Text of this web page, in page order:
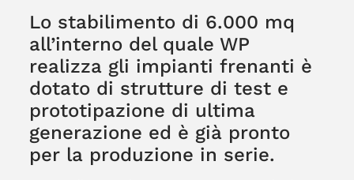
Lo stabilimento di 6.000 mq
all’interno del quale WP
realizza gli impianti frenanti è
dotato di strutture di test e
prototipazione di ultima
generazione ed è già pronto
per la produzione in serie.